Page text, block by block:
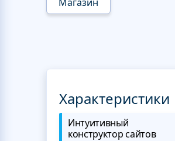
Характеристики
Интуитивный
конструктор сайтов